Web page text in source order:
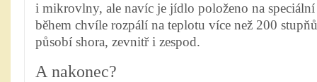
i mikrovlny, ale navíc je jídlo položeno na
během chvíle rozpálí na teplotu více než 200
působí shora, zevnitř i zespod.
A nakonec?